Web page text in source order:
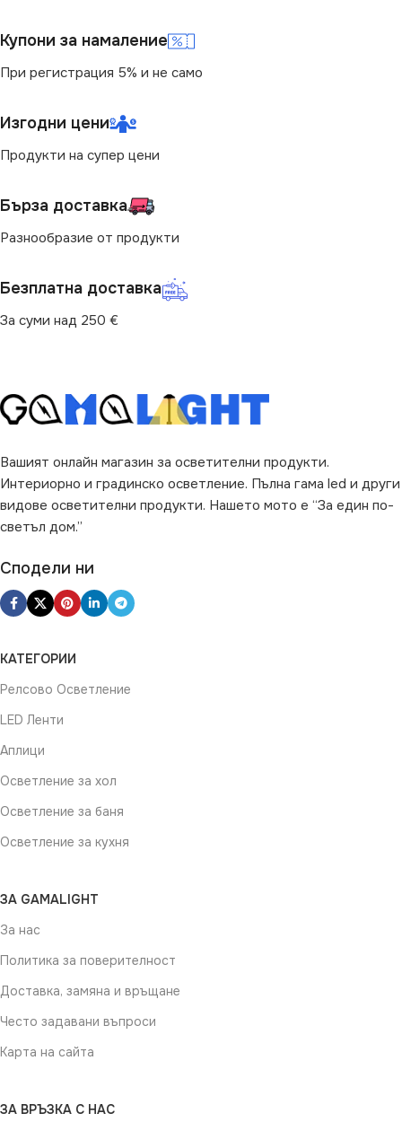
(LM)
2400
Купони за намаление
При регистрация 5% и не само
Изгодни цени
Продукти на супер цени
Бърза доставка
Разнообразие от продукти
Безплатна доставка
За суми над 250 €
Вашият онлайн магазин за осветителни продукти.
Интериорно и градинско осветление. Пълна гама led и други
видове осветителни продукти. Нашето мото е “За един по-
светъл дом.”
Сподели ни
КАТЕГОРИИ
Релсово Осветление
LED Ленти
Аплици
Осветление за хол
Осветление за баня
Осветление за кухня
ЗА GAMALIGHT
За нас
Политика за поверителност
Доставка, замяна и връщане
Често задавани въпроси
Карта на сайта
ЗА ВРЪЗКА С НАС